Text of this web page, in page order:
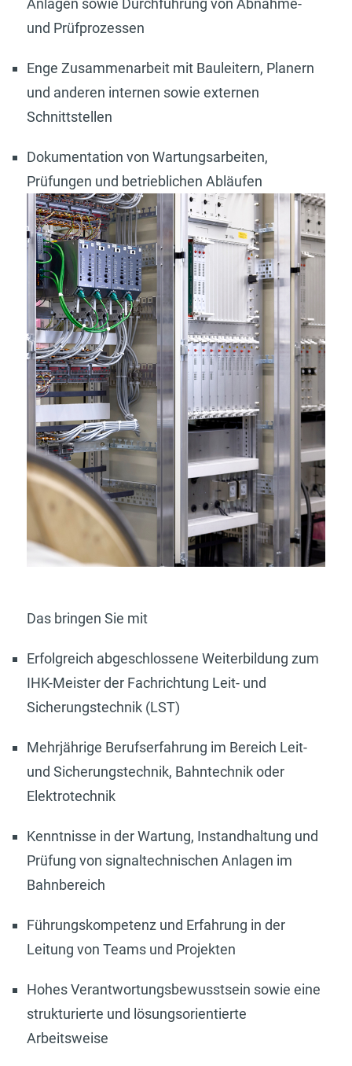
und Prüfprozessen
Enge Zusammenarbeit mit Bauleitern, Planern
und anderen internen sowie externen
Schnittstellen
Dokumentation von Wartungsarbeiten,
Prüfungen und betrieblichen Abläufen
Das bringen Sie mit
Erfolgreich abgeschlossene Weiterbildung zum
IHK-Meister der Fachrichtung Leit- und
Sicherungstechnik (LST)
Mehrjährige Berufserfahrung im Bereich Leit-
und Sicherungstechnik, Bahntechnik oder
Elektrotechnik
Kenntnisse in der Wartung, Instandhaltung und
Prüfung von signaltechnischen Anlagen im
Bahnbereich
Führungskompetenz und Erfahrung in der
Leitung von Teams und Projekten
Hohes Verantwortungsbewusstsein sowie eine
strukturierte und lösungsorientierte
Arbeitsweise